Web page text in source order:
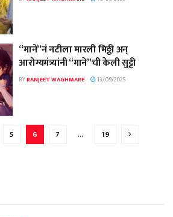
“मानें”नं नटीला मारली मिठ्ठी अन्
आरोग्यमंत्र्यांनी “माने”ची केली सुट्टी
BYRANJEET WAGHMARE 13/09/2025
5 6 7 … 19